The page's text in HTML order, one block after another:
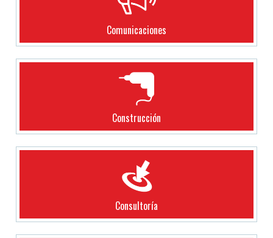
Comunicaciones
Construcción
Consultoría